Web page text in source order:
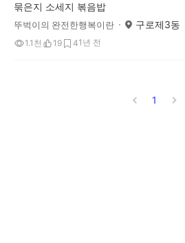
묶은지 소세지 볶음밥
뚜벅이의 완전한행복이란 구로제3동
1.1천 19 41년 전
1